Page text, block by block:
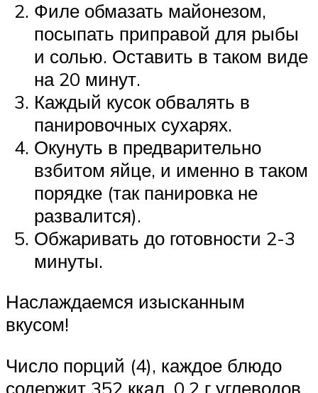
Филе обмазать майонезом,
посыпать приправой для рыбы
и солью. Оставить в таком виде
на 20 минут.
Каждый кусок обвалять в
панировочных сухарях.
Окунуть в предварительно
взбитом яйце, и именно в таком
порядке (так панировка не
развалится).
Обжаривать до готовности 2-3
минуты.
Наслаждаемся изысканным
вкусом!
Число порций (4), каждое блюдо
содержит 352 ккал, 0,2 г углеводов,